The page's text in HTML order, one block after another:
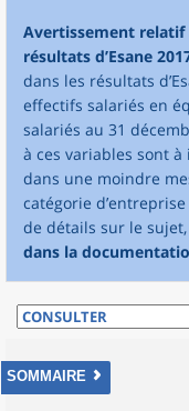
Avertissement relatif
résultats d’Esane
dans les résultats
effectifs salariés en
salariés au 31
à ces variables sont
dans une moindre
catégorie
de détails sur le
dans la
SOMMAIRE